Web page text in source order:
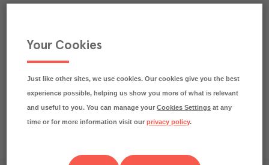
Näringsdeklaration
Your Cookies
Just like other sites, we use cookies. Our cookies give you the best
experience possible, helping us show you more of what is relevant
and useful to you. You can manage yourCookies Settings at any
time or for more information visit ourprivacy policy.